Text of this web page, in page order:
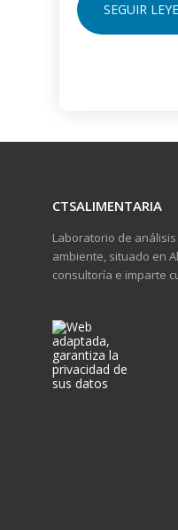
SEGUIR
CTSALIMENTARIA
Laboratorio de
ambiente, situado en
consultoría e imparte